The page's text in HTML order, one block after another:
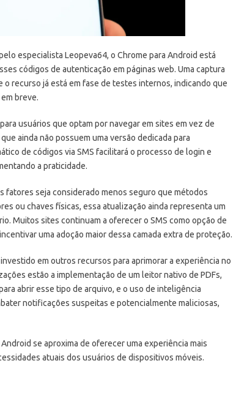
especialista Leopeva64, o Chrome para Android está
códigos de autenticação em páginas web. Uma captura
recurso já está em fase de testes internos, indicando que
breve.
usuários que optam por navegar em sites em vez de
ainda não possuem uma versão dedicada para
de códigos via SMS facilitará o processo de login e
a praticidade.
fatores seja considerado menos seguro que métodos
ou chaves físicas, essa atualização ainda representa um
Muitos sites continuam a oferecer o SMS como opção de
uma adoção maior dessa camada extra de proteção.
em outros recursos para aprimorar a experiência no
estão a implementação de um leitor nativo de PDFs,
abrir esse tipo de arquivo, e o uso de inteligência
notificações suspeitas e potencialmente maliciosas,
se aproxima de oferecer uma experiência mais
atuais dos usuários de dispositivos móveis.